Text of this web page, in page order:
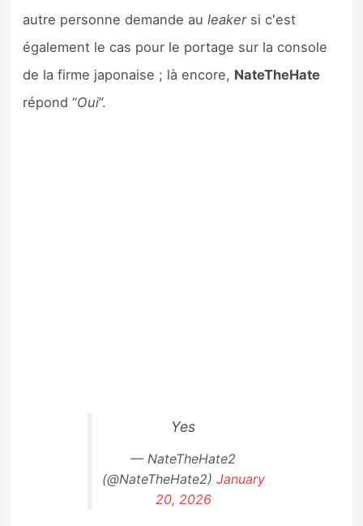
autre personne demande auleakersi c'est
également le cas pour le portage sur la console
de la firme japonaise ; là encore, NateTheHate
répond “Oui”.
Yes
— NateTheHate2
(@NateTheHate2) January
20, 2026